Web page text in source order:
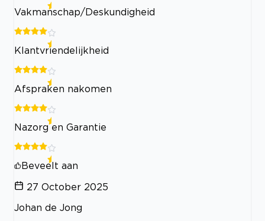
Vakmanschap/Deskundigheid
Klantvriendelijkheid
Afspraken nakomen
Nazorg en Garantie
Beveelt aan
27 October 2025
Johan de Jong